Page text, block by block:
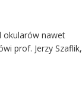
okularów nawet
prof. Jerzy Szaflik,